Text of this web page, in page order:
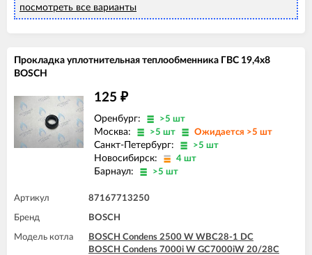
посмотреть все варианты
Прокладка уплотнительная теплообменника ГВС 19,4x8
BOSCH
125 ₽
Оренбург: >5 шт
Москва: >5 шт Ожидается >5 шт
Санкт-Петербург: >5 шт
Новосибирск: 4 шт
Барнаул: >5 шт
Артикул 87167713250
Бренд BOSCH
Модель котла
BOSCH Condens 2500 W WBC28-1 DC
BOSCH Condens 7000i W GC7000iW 20/28C